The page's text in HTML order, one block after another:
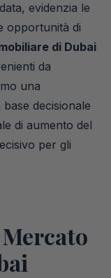
evidenzia le
opportunità di
di Dubai
da
una
decisionale
di aumento del
per gli
Mercato